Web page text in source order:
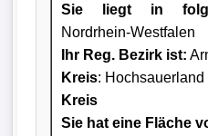
Sie liegt in
Nordrhein-Westfalen
Ihr Reg. Bezirk ist:
Kreis: Hochsauerland
Kreis
Sie hat eine Fläche